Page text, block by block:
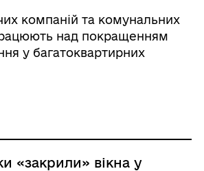
компаній та комунальних
над покращенням
у багатоквартирних
«закрили» вікна у